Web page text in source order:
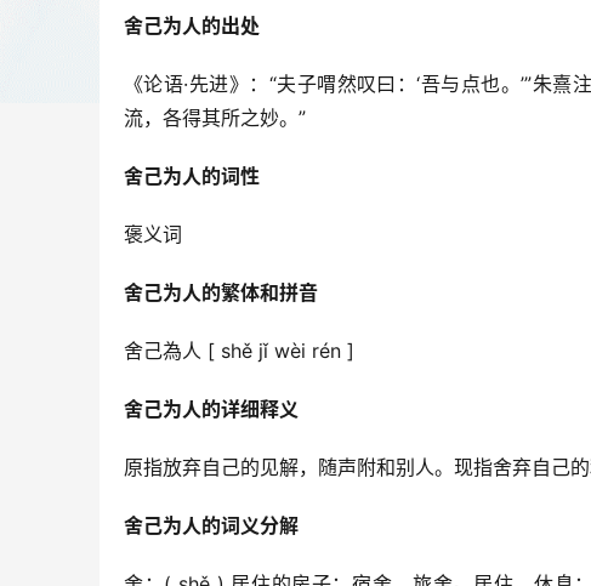
舍己为人的出处
《论语·先进》：“夫子喟然叹曰：‘吾与点也。’”朱
流，各得其所之妙。”
舍己为人的词性
褒义词
舍己为人的繁体和拼音
舍己為人 [ shě jǐ wèi rén ]
舍己为人的详细释义
原指放弃自己的见解，随声附和别人。现指舍弃自己的
舍己为人的词义分解